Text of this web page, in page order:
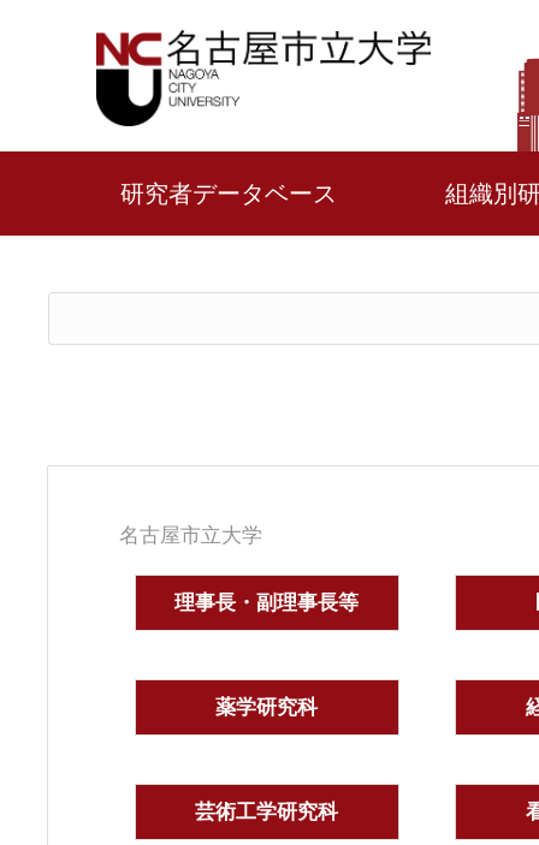
研究者データベース 組織別
名古屋市立大学
理事長・副理事長等
薬学研究科
芸術工学研究科